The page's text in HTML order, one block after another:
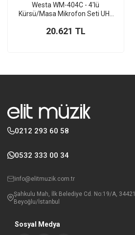
Westa WM-404C - 4'lü
Kürsü/Masa Mikrofon Seti UHF
20.621 TL
0212 293 60 58
0532 333 00 34
info@elitmuzik.com.tr
Şahkulu Mah, İlk Belediye Cd. No:19/A, 34421
Beyoğlu/İstanbul
Sosyal Medya